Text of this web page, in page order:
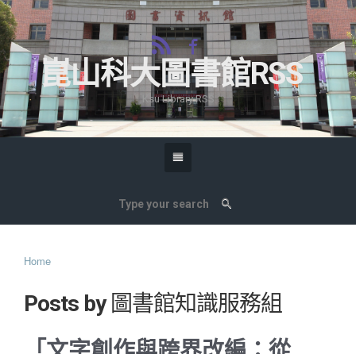
崑山科大圖書館RSS
Ksu Library RSS
Home
Posts by 圖書館知識服務組